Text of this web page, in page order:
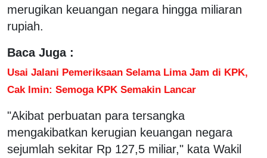
merugikan keuangan negara hingga miliaran
rupiah.
Baca Juga :
Usai Jalani Pemeriksaan Selama Lima Jam di KPK,
Cak Imin: Semoga KPK Semakin Lancar
"Akibat perbuatan para tersangka
mengakibatkan kerugian keuangan negara
sejumlah sekitar Rp 127,5 miliar," kata Wakil